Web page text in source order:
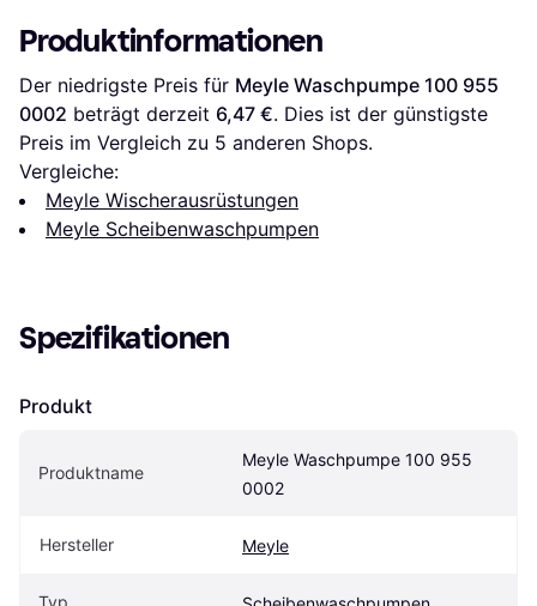
Produktinformationen
Der niedrigste Preis für Meyle Waschpumpe 100 955
0002 beträgt derzeit 6,47 €. Dies ist der günstigste
Preis im Vergleich zu 5 anderen Shops.
Vergleiche:
Meyle Wischerausrüstungen
Meyle Scheibenwaschpumpen
Spezifikationen
Produkt
Produktname
Meyle Waschpumpe 100 955
0002
Hersteller Meyle